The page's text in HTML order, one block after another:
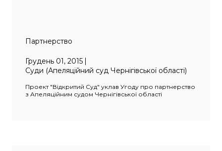
Партнерство
Грудень 01, 2015
Суди (Апеляційний суд Чернігівської області)
Проект "Відкритий Суд" уклав Угоду про партнерство
з Апеляційним судом Чернігівської області